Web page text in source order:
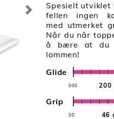
Next
Spesielt utviklet
fellen ingen
med utmerket
Når du når
å bære at du
lommen!
Glide
300 200
Grip
30 46